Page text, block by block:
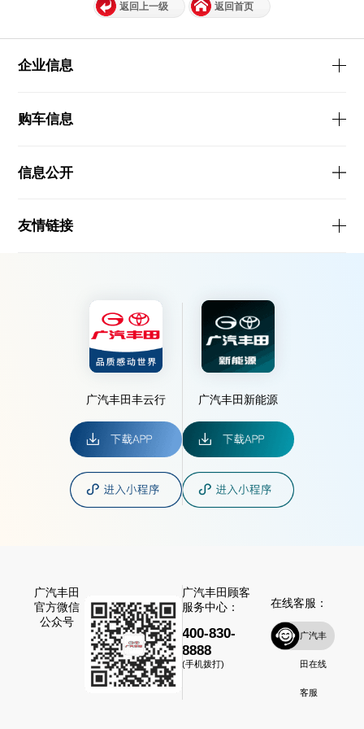
返回上一级 返回首页
企业信息
购车信息
信息公开
友情链接
广汽丰田丰云行 广汽丰田新能源
广汽丰田
官方微信
公众号
广汽丰田顾客
服务中心：
400-830-
8888
(手机拨打)
在线客服：
广汽丰
田在线
客服